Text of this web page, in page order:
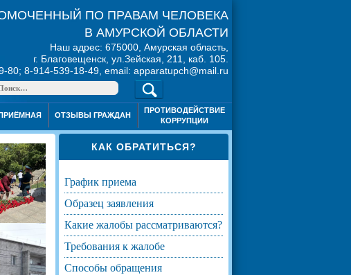
ПО ПРАВАМ ЧЕЛОВЕКА
В АМУРСКОЙ ОБЛАСТИ
Наш адрес: 675000, Амурская область,
г. Благовещенск, ул.Зейская, 211, каб. 105.
80; 8-914-539-18-49, email: apparatupch@mail.ru
ОТЗЫВЫ ГРАЖДАН
ПРОТИВОДЕЙСТВИЕ
КОРРУПЦИИ
КАК ОБРАТИТЬСЯ?
график приема
образец заявления
какие жалобы рассматриваются?
требования к жалобе
способы обращения